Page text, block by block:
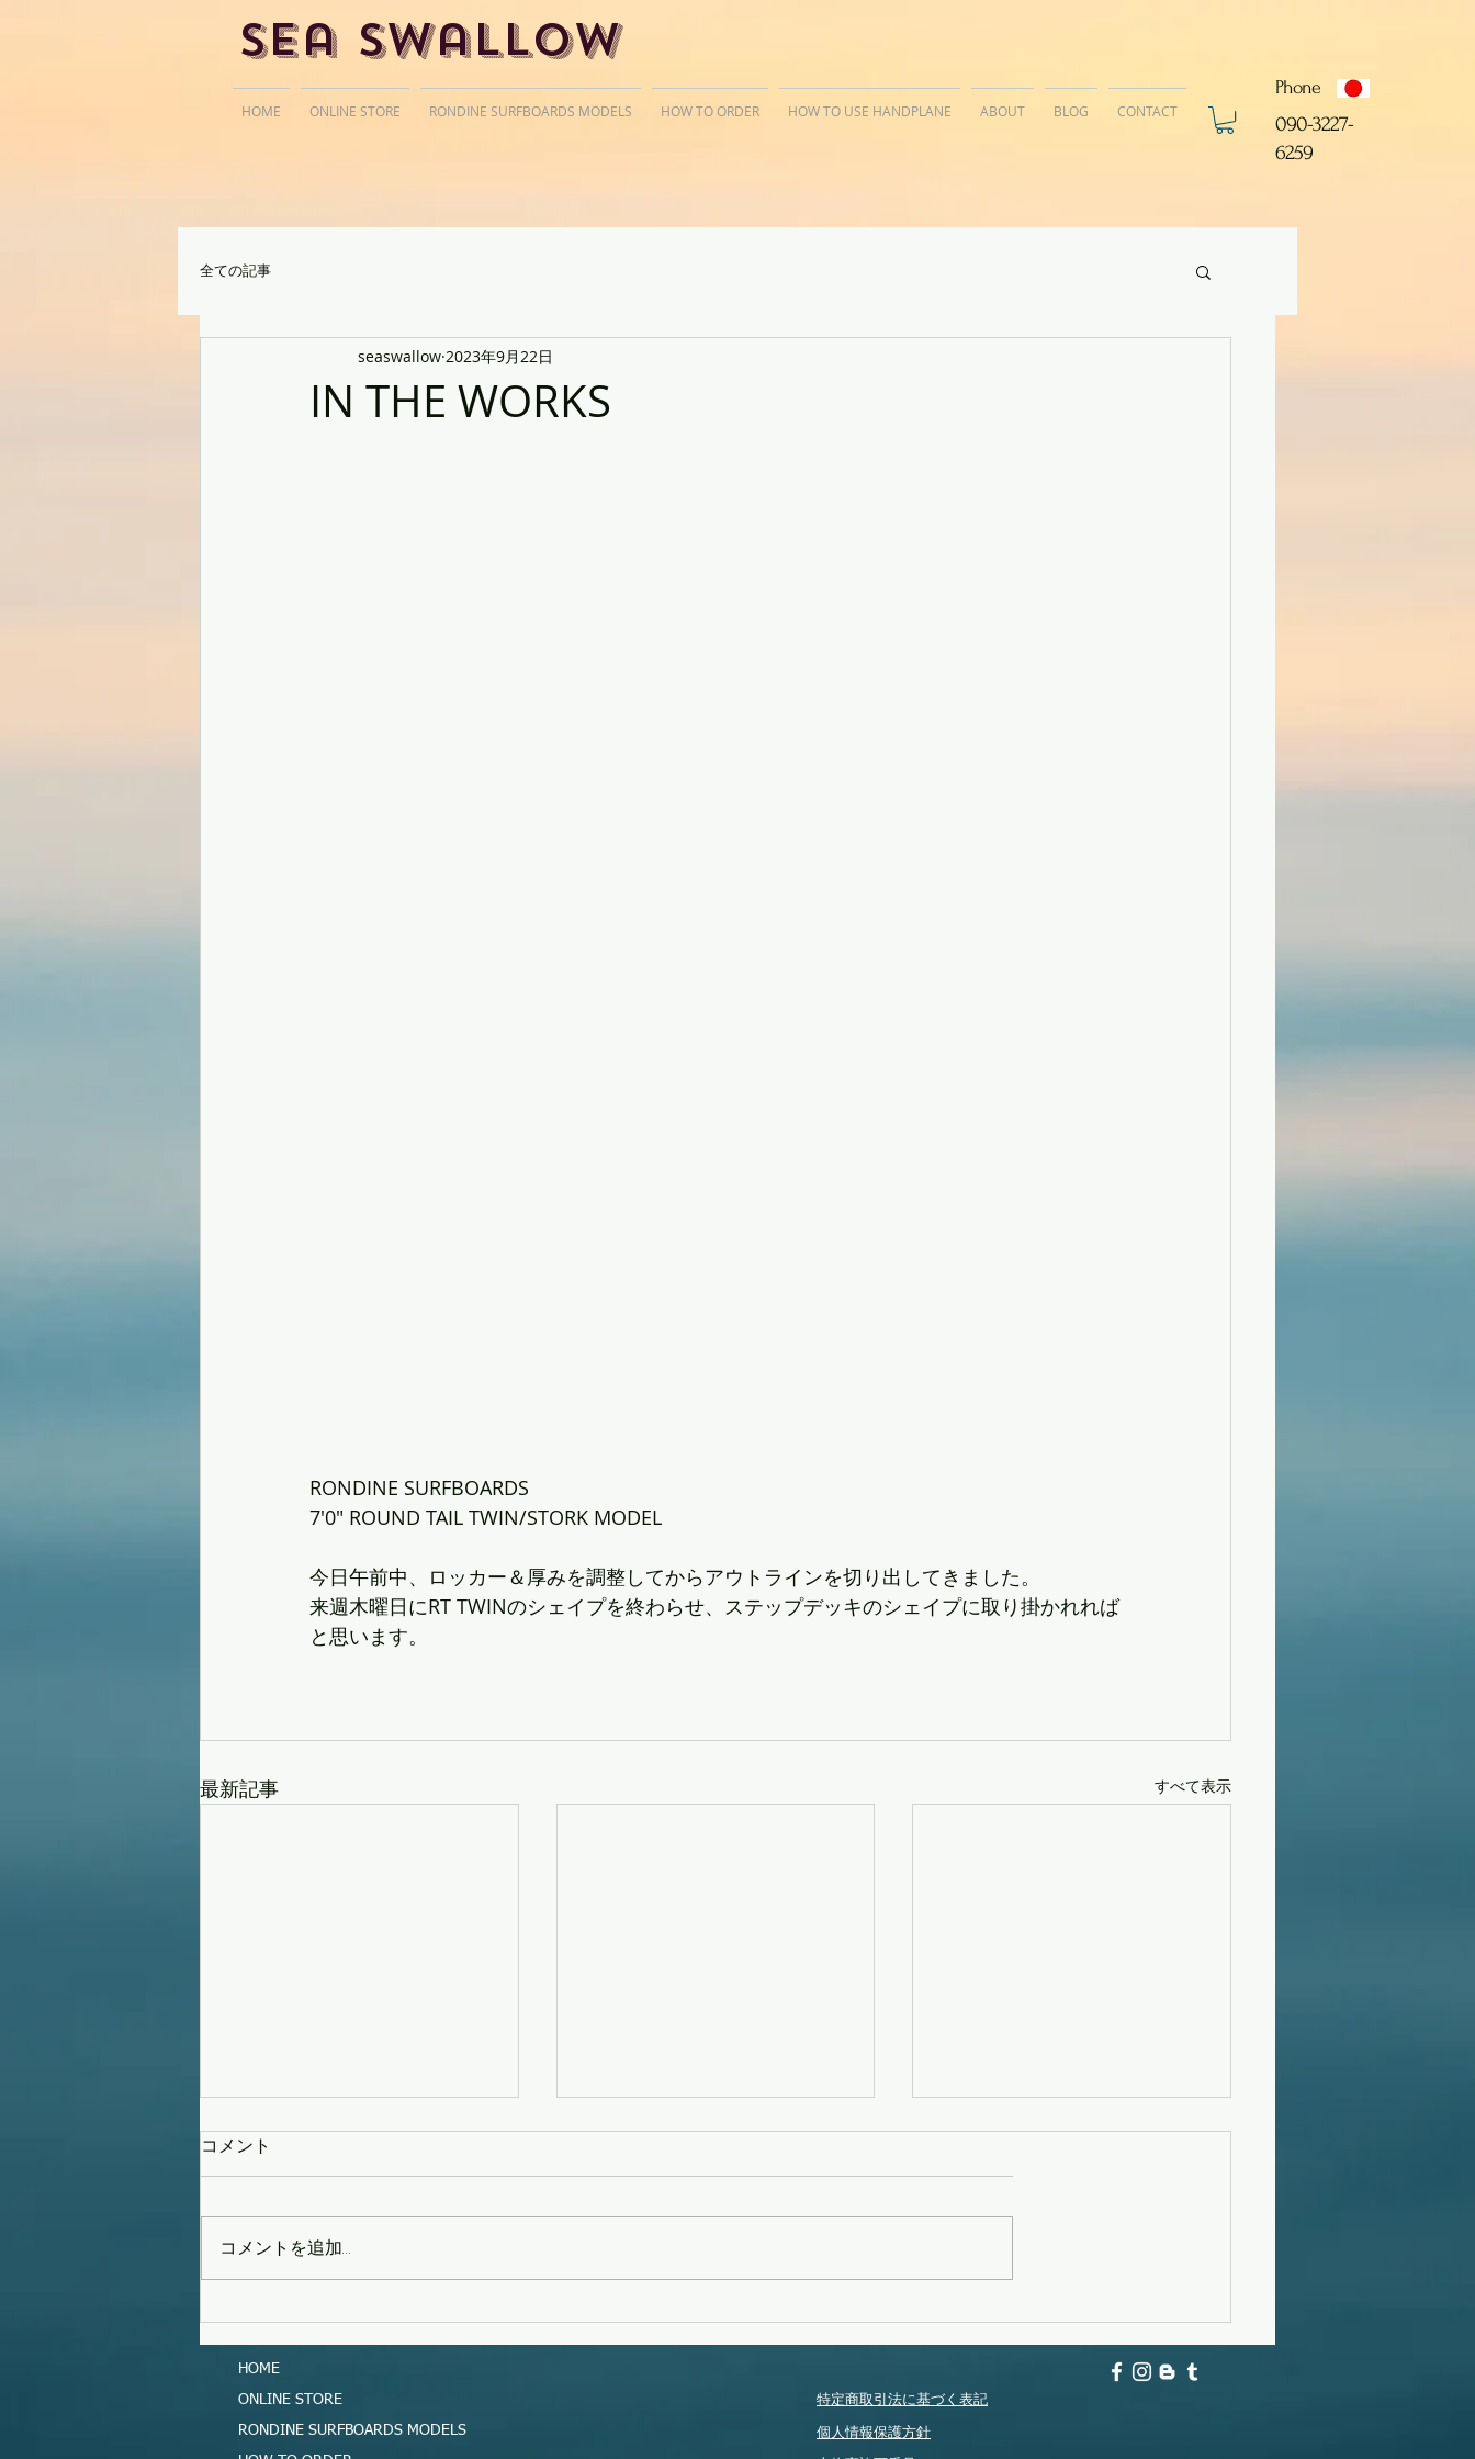
Sea Swallow
​090-3227-
6259
Phone
全ての記事
IN THE WORKS
seaswallow 2023年9月22日
RONDINE SURFBOARDS
7'0" ROUND TAIL TWIN/STORK MODEL
今日午前中、ロッカー＆厚みを調整してからアウトラインを切り出してきました。
来週木曜日にRT TWINのシェイプを終わらせ、ステップデッキのシェイプに取り掛かれれば
と思います。
最新記事 すべて表示
策を練る
コメント
コメントを追加…
HOME ONLINE STORE RONDINE SURFBOARDS MODELS HOW TO ORDER HOW TO USE HANDPLANE ABOUT BLOG CONTACT
HOME
ONLINE STORE
RONDINE SURFBOARDS MODELS
特定商取引法に基づく表記
個人情報保護方針